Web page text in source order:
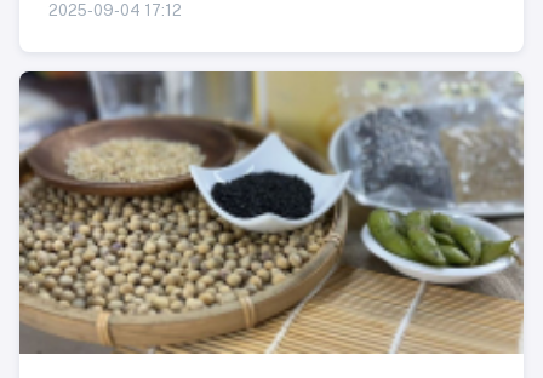
2025-09-04 17:12